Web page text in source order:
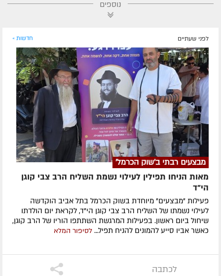
נוספים
לפני שעתיים חדשות »
מבצעים רבתי ב'שוק הכרמל'
מאות הניחו תפילין לעילוי נשמת השליח הרב צבי קוגן
הי”ד
פעילות "מבצעים" מיוחדת בשוק הכרמל בתל אביב הוקדשה
לעילוי נשמתו של השליח הרב צבי קוגן הי"ד, לקראת יום הולדתו
שיחול ביום ראשון. בפעילות המרגשת השתתפו הוריו של הרב קוגן,
כאשר אביו סייע להמונים להניח תפיל... לסיפור המלא
לכתבה